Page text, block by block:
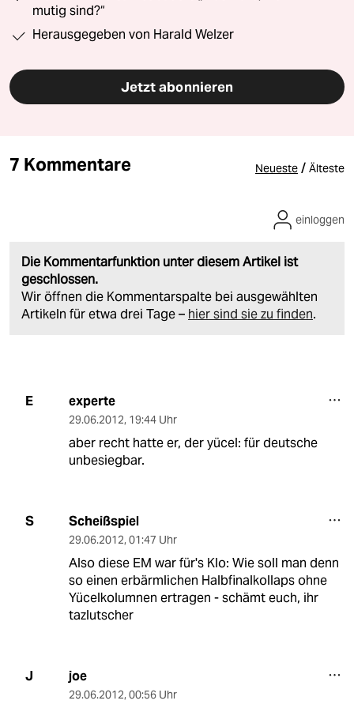
mutig sind?“
Herausgegeben von Harald Welzer
Jetzt abonnieren
7 Kommentare Neueste / Älteste
Die Kommentarfunktion unter diesem Artikel ist
geschlossen.
Wir öffnen die Kommentarspalte bei ausgewählten
Artikeln für etwa drei Tage – hier sind sie zu finden.
einloggen
E experte
29.06.2012, 19:44 Uhr
aber recht hatte er, der yücel: für deutsche
unbesiegbar.
S Scheißspiel
29.06.2012, 01:47 Uhr
Also diese EM war für's Klo: Wie soll man denn
so einen erbärmlichen Halbfinalkollaps ohne
Yücelkolumnen ertragen - schämt euch, ihr
tazlutscher
J joe
29.06.2012, 00:56 Uhr